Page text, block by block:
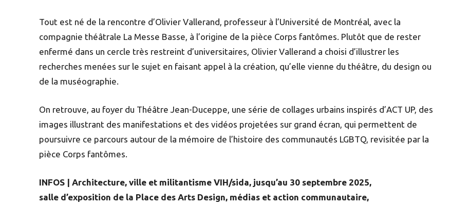
Tout est né de la rencontre d’Olivier Vallerand, professeur à l’Université de Montréal, avec la
compagnie théâtrale La Messe Basse, à l’origine de la pièce Corps fantômes. Plutôt que de rester
enfermé dans un cercle très restreint d’universitaires, Olivier Vallerand a choisi d’illustrer les
recherches menées sur le sujet en faisant appel à la création, qu’elle vienne du théâtre, du design ou
de la muséographie.
On retrouve, au foyer du Théâtre Jean-Duceppe, une série de collages urbains inspirés d’ACT UP, des
images illustrant des manifestations et des vidéos projetées sur grand écran, qui permettent de
poursuivre ce parcours autour de la mémoire de l’histoire des communautés LGBTQ, revisitée par la
pièce Corps fantômes.
INFOS | Architecture, ville et militantisme VIH/sida, jusqu’au 30 septembre 2025,
salle d’exposition de la Place des Arts Design, médias et action communautaire,